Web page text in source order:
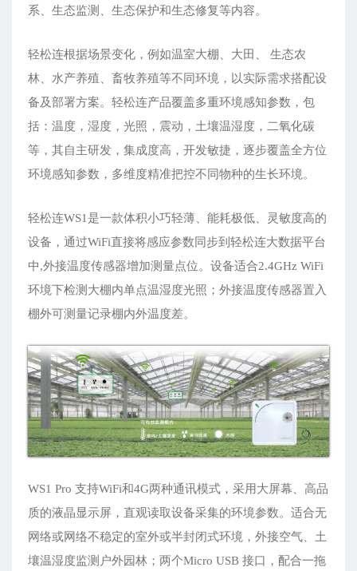
系、生态监测、生态保护和生态修复等内容。
轻松连根据场景变化，例如温室大棚、大田、 生态农
林、水产养殖、畜牧养殖等不同环境，以实际需求搭配设
备及部署方案。轻松连产品覆盖多重环境感知参数，包
括：温度，湿度，光照，震动，土壤温湿度，二氧化碳
等，其自主研发，集成度高，开发敏捷，逐步覆盖全方位
环境感知参数，多维度精准把控不同物种的生长环境。
轻松连WS1是一款体积小巧轻薄、能耗极低、灵敏度高的
设备，通过WiFi直接将感应参数同步到轻松连大数据平台
中,外接温度传感器增加测量点位。设备适合2.4GHz WiFi
环境下检测大棚内单点温湿度光照；外接温度传感器置入
棚外可测量记录棚内外温度差。
WS1 Pro 支持WiFi和4G两种通讯模式，采用大屏幕、高品
质的液晶显示屏，直观读取设备采集的环境参数。适合无
网络或网络不稳定的室外或半封闭式环境，外接空气、土
壤温湿度监测户外园林；两个Micro USB 接口，配合一拖